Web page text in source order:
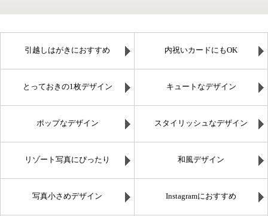
引越しはがきにおすすめ 内祝いカードにもOK
とっておきの1枚デザイン キュートなデザイン
ポップなデザイン スタイリッシュなデザイン
リゾート写真にぴったり 和風デザイン
写真小さめデザイン Instagramにおすすめ